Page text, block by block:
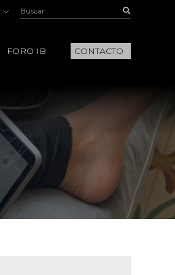
Buscar:
FORO IB CONTACTO